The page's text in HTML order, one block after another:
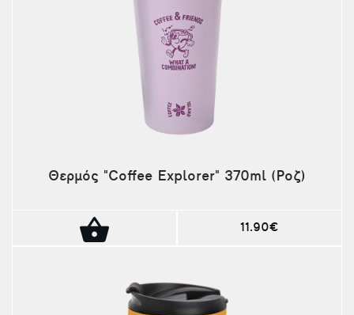
Θερμός "Coffee Explorer" 370ml (Ροζ)
11.90€